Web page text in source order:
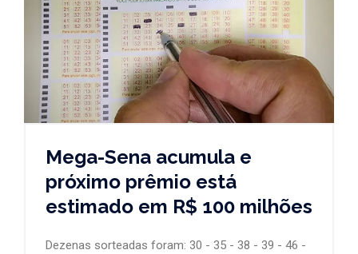
Mega-Sena acumula e
próximo prêmio está
estimado em R$ 100 milhões
Dezenas sorteadas foram: 30 - 35 - 38 - 39 - 46 -